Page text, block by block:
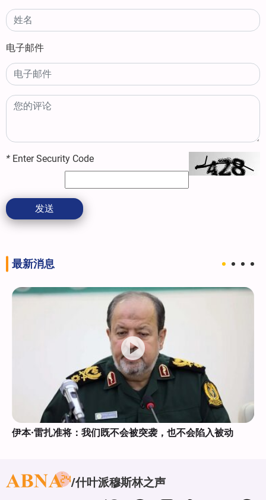
电子邮件
* Enter Security Code
发送
最新消息
伊本·雷扎准将：我们既不会被突袭，也不会陷入被动
什叶派穆斯林之声